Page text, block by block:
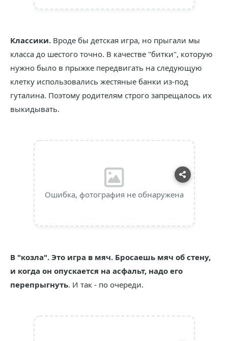
Классики. Вроде бы детская игра, но прыгали мы
класса до шестого точно. В качестве "битки", которую
нужно было в прыжке передвигать на следующую
клетку использовались жестяные банки из-под
гуталина. Поэтому родителям строго запрещалось их
выкидывать.
Ошибка, фотография не обнаружена
В "козла". Это игра в мяч. Бросаешь мяч об стену,
и когда он опускается на асфальт, надо его
перепрыгнуть. И так - по очереди.